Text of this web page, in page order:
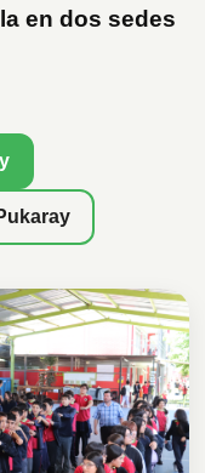
en dos sedes